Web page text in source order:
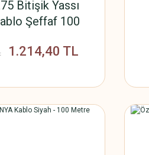
Bitişik Yassı
Şeffaf 100
1.214,40 TL